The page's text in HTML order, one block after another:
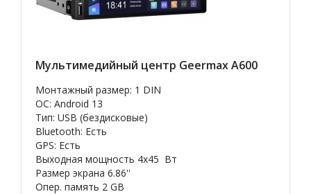
Мультимедийный центр Geermax A600
Монтажный размер: 1 DIN
OC: Android 13
Тип: USB (бездисковые)
Bluetooth: Есть
GPS: Есть
Выходная мощность 4х45 Вт
Размер экрана 6.86''
Опер. память 2 GB